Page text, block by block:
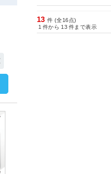
13 件 (全16点)
1 件から 13 件まで表示